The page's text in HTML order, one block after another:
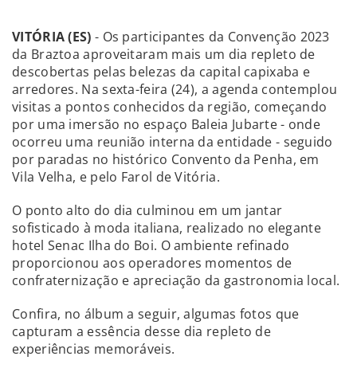
VITÓRIA (ES) - Os participantes da Convenção 2023
da Braztoa aproveitaram mais um dia repleto de
descobertas pelas belezas da capital capixaba e
arredores. Na sexta-feira (24), a agenda contemplou
visitas a pontos conhecidos da região, começando
por uma imersão no espaço Baleia Jubarte - onde
ocorreu uma reunião interna da entidade - seguido
por paradas no histórico Convento da Penha, em
Vila Velha, e pelo Farol de Vitória.
O ponto alto do dia culminou em um jantar
sofisticado à moda italiana, realizado no elegante
hotel Senac Ilha do Boi. O ambiente refinado
proporcionou aos operadores momentos de
confraternização e apreciação da gastronomia local.
Confira, no álbum a seguir, algumas fotos que
capturam a essência desse dia repleto de
experiências memoráveis.